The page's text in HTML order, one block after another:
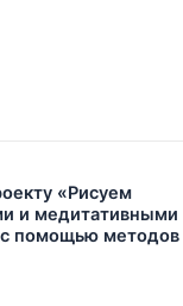
«Рисуем
и медитативными
помощью методов